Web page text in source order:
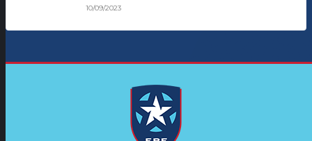
10/09/2023